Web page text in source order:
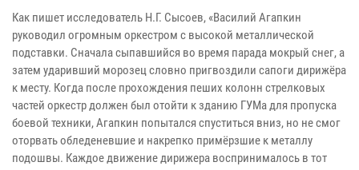
Как пишет исследователь Н.Г. Сысоев, «Василий Агапкин
руководил огромным оркестром с высокой металлической
подставки. Сначала сыпавшийся во время парада мокрый снег, а
затем ударивший морозец словно пригвоздили сапоги дирижёра
к месту. Когда после прохождения пеших колонн стрелковых
частей оркестр должен был отойти к зданию ГУМа для пропуска
боевой техники, Агапкин попытался спуститься вниз, но не смог
оторвать обледеневшие и накрепко примёрзшие к металлу
подошвы. Каждое движение дирижера воспринималось в тот